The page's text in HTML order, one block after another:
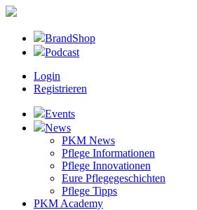
BrandShop
Podcast
Login
Registrieren
Events
News
PKM News
Pflege Informationen
Pflege Innovationen
Eure Pflegegeschichten
Pflege Tipps
PKM Academy